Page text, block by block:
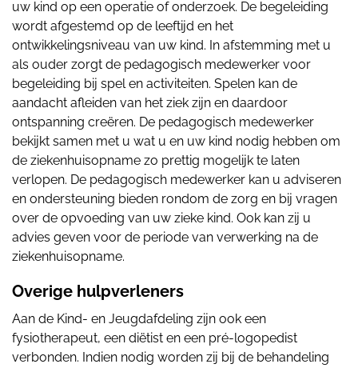
uw kind op een operatie of onderzoek. De begeleiding
wordt afgestemd op de leeftijd en het
ontwikkelingsniveau van uw kind. In afstemming met u
als ouder zorgt de pedagogisch medewerker voor
begeleiding bij spel en activiteiten. Spelen kan de
aandacht afleiden van het ziek zijn en daardoor
ontspanning creëren. De pedagogisch medewerker
bekijkt samen met u wat u en uw kind nodig hebben om
de ziekenhuisopname zo prettig mogelijk te laten
verlopen. De pedagogisch medewerker kan u adviseren
en ondersteuning bieden rondom de zorg en bij vragen
over de opvoeding van uw zieke kind. Ook kan zij u
advies geven voor de periode van verwerking na de
ziekenhuisopname.
Overige hulpverleners
Aan de Kind- en Jeugdafdeling zijn ook een
fysiotherapeut, een diëtist en een pré-logopedist
verbonden. Indien nodig worden zij bij de behandeling